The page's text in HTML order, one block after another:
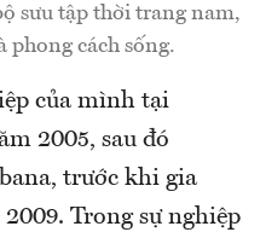
sưu tập thời trang nam,
phong cách sống.
của mình tại
2005, sau đó
trước khi gia
Trong sự nghiệp